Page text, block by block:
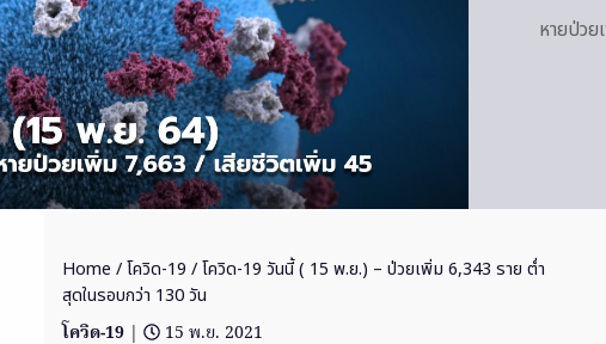
หายป่ว
Home /โควิด-19 / โควิด-19 วันนี้ ( 15 พ.ย.) – ป่วยเพิ่ม 6,343 ราย ต่ำ
สุดในรอบกว่า 130 วัน
โควิด-19 |
15 พ.ย. 2021